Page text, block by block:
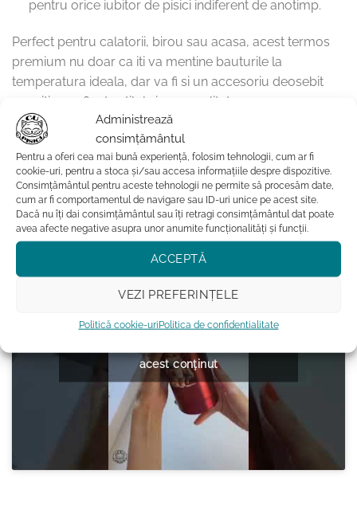
Administrează
consimțământul
Pentru a oferi cea mai bună experiență, folosim tehnologii, cum ar fi
cookie-uri, pentru a stoca și/sau accesa informațiile despre dispozitive.
Consimțământul pentru aceste tehnologii ne permite să procesăm date,
cum ar fi comportamentul de navigare sau ID-uri unice pe acest site.
Dacă nu îți dai consimțământul sau îți retragi consimțământul dat poate
avea afecte negative asupra unor anumite funcționalități și funcții.
ACCEPTĂ
VEZI PREFERINȚELE
Politică cookie-uriPolitica de confidentialitate
pentru orice iubitor de pisici indiferent de anotimp.
Perfect pentru calatorii, birou sau acasa, acest termos
premium nu doar ca iti va mentine bauturile la
temperatura ideala, dar va fi si un accesoriu deosebit
care iti va reflecta stilul si personalitatea.
Alege-ti culoarea preferata si bucura-te de bauturile tale
favorite in orice moment al zilei! Purrr!
Timp de expediere: 2-6 zile lucratoare
Dă clic pentru a accepta cookie-urile
acest conținut